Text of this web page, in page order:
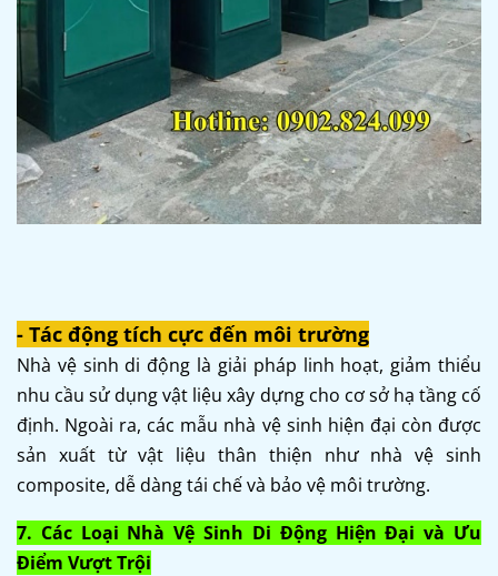
- Tác động tích cực đến môi trường
Nhà vệ sinh di động là giải pháp linh hoạt, giảm thiểu
nhu cầu sử dụng vật liệu xây dựng cho cơ sở hạ tầng cố
định. Ngoài ra, các mẫu nhà vệ sinh hiện đại còn được
sản xuất từ vật liệu thân thiện như nhà vệ sinh
composite, dễ dàng tái chế và bảo vệ môi trường.
7. Các Loại Nhà Vệ Sinh Di Động Hiện Đại và Ưu
Điểm Vượt Trội